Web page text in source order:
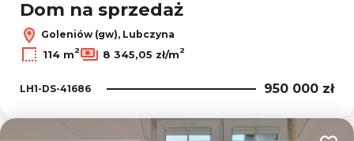
Dom na sprzedaż
Goleniów (gw), Lubczyna
114 m2 8 345,05 zł/m2
LH1-DS-41686 950 000 zł